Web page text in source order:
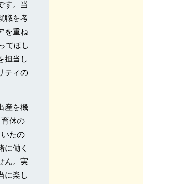
す。当
職を考
を重ね
てほし
担当し
ティの
産を機
休の
たの
に働く
ん。実
に楽し